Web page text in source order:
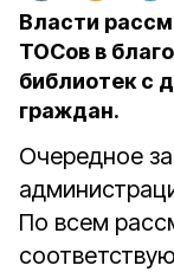
Власти
ТОСов в
библиотек с
граждан.
Очередное
По всем